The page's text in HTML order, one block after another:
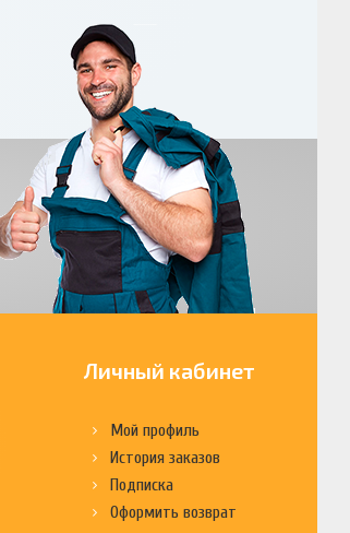
Личный кабинет
Мой профиль
История заказов
Подписка
Оформить возврат